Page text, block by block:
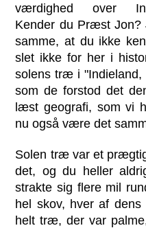
værdighed over
Kender du Præst
samme, at du ikke
slet ikke for her i
solens træ i "Indieland,
som de forstod det
læst geografi, som vi
nu også være det
Solen træ var et
det, og du heller
strakte sig flere mil
hel skov, hver af
helt træ, der var